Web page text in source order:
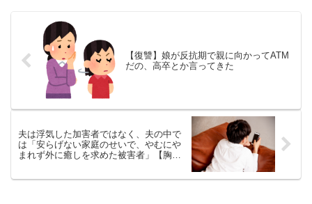
【復讐】娘が反抗期で親に向かってATM
だの、高卒とか言ってきた
夫は浮気した加害者ではなく、夫の中で
は「安らげない家庭のせいで、やむにや
まれず外に癒しを求めた被害者」【胸糞